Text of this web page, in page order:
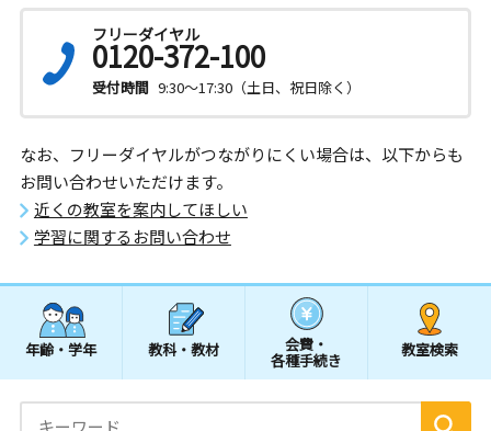
フリーダイヤル
0120-372-100
受付時間 9:30～17:30（土日、祝日除く）
なお、フリーダイヤルがつながりにくい場合は、以下からも
お問い合わせいただけます。
近くの教室を案内してほしい
学習に関するお問い合わせ
年齢・学年 教科・教材 会費・
各種手続き
教室検索